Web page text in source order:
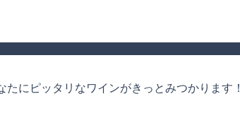
にピッタリなワインがきっとみつかります！